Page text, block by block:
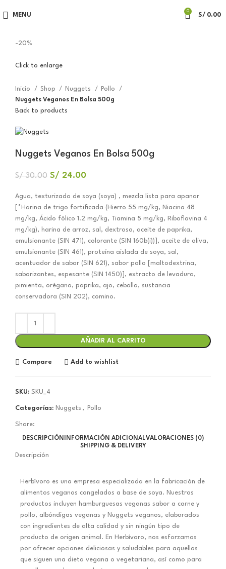
MENU
0
S/ 0.00
-20%
Click to enlarge
Inicio Shop Nuggets
Pollo
Nuggets Veganos En Bolsa 500g
Back to products
Nuggets Veganos En Bolsa 500g
S/30.00 S/ 24.00
Agua, texturizado de soya (soya) , mezcla lista para apanar
[*Harina de trigo fortificada (Hierro 55 mg/kg, Niacina 48
mg/kg, Ácido fólico 1.2 mg/kg, Tiamina 5 mg/kg, Riboflavina 4
mg/kg), harina de arroz, sal, dextrosa, aceite de paprika,
emulsionante (SIN 471), colorante (SIN 160b(i))], aceite de oliva,
emulsionante (SIN 461), proteína aislada de soya, sal,
acentuador de sabor (SIN 621), sabor pollo [maltodextrina,
saborizantes, espesante (SIN 1450)], extracto de levadura,
pimienta, orégano, paprika, ajo, cebolla, sustancia
conservadora (SIN 202), comino.
AÑADIR AL CARRITO
Compare Add to wishlist
SKU: SKU_4
Categorías: Nuggets , Pollo
Share:
DESCRIPCIÓN INFORMACIÓN ADICIONALVALORACIONES (0)
SHIPPING & DELIVERY
Descripción
Herbívoro es una empresa especializada en la fabricación de
alimentos veganos congelados a base de soya. Nuestros
productos incluyen hamburguesas veganas sabor a carne y
pollo, albóndigas veganas y Nuggets veganos, elaborados
con ingredientes de alta calidad y sin ningún tipo de
producto de origen animal. En Herbívoro, nos esforzamos
por ofrecer opciones deliciosas y saludables para aquellos
que siguen una dieta vegana o vegetariana, así como para